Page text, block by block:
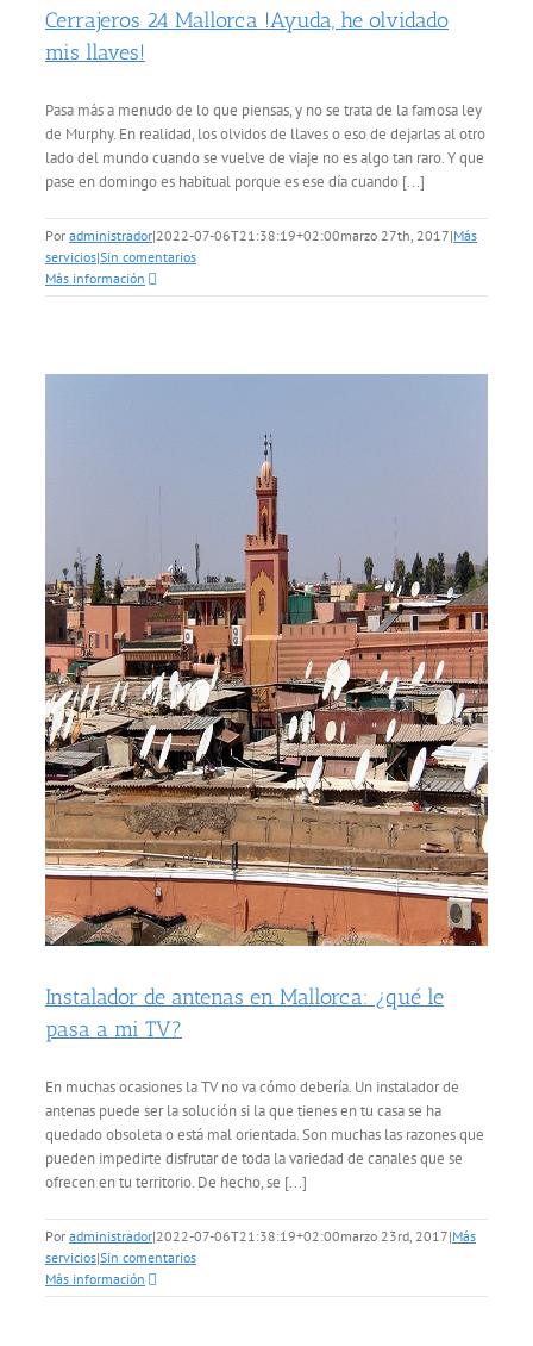
Cerrajeros 24 Mallorca !Ayuda, he olvidado
mis llaves!
Pasa más a menudo de lo que piensas, y no se trata de la famosa ley
de Murphy. En realidad, los olvidos de llaves o eso de dejarlas al otro
lado del mundo cuando se vuelve de viaje no es algo tan raro. Y que
pase en domingo es habitual porque es ese día cuando [...]
Por administrador|2022-07-06T21:38:19+02:00marzo 27th, 2017|Más
servicios|Sin comentarios
Más información
Instalador de antenas en Mallorca: ¿qué le
pasa a mi TV?
En muchas ocasiones la TV no va cómo debería. Un instalador de
antenas puede ser la solución si la que tienes en tu casa se ha
quedado obsoleta o está mal orientada. Son muchas las razones que
pueden impedirte disfrutar de toda la variedad de canales que se
ofrecen en tu territorio. De hecho, se [...]
Por administrador|2022-07-06T21:38:19+02:00marzo 23rd, 2017|Más
servicios|Sin comentarios
Más información